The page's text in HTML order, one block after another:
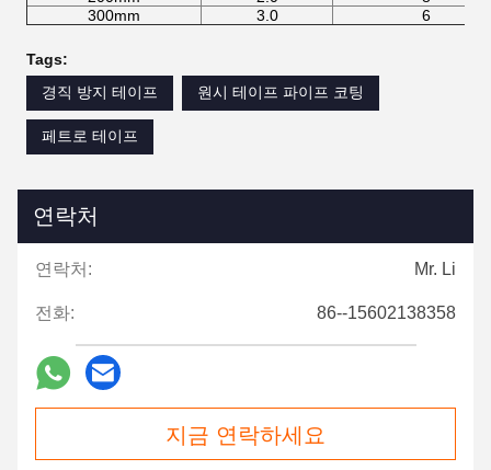
300mm
3.0 6
Tags:
경직 방지 테이프
원시 테이프 파이프 코팅
페트로 테이프
연락처
연락처: Mr. Li
전화: 86--15602138358
지금 연락하세요